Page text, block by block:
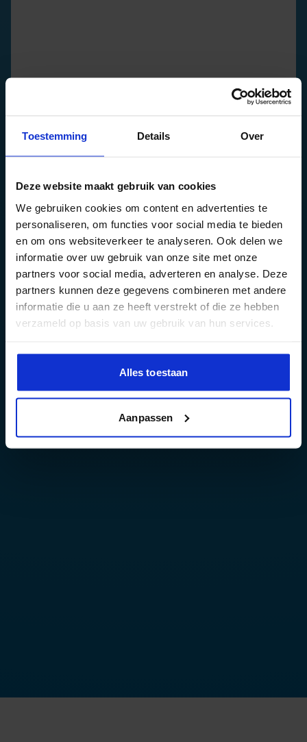
Toestemming Details Over
Deze website maakt gebruik van cookies
We gebruiken cookies om content en advertenties te
personaliseren, om functies voor social media te bieden
en om ons websiteverkeer te analyseren. Ook delen we
informatie over uw gebruik van onze site met onze
partners voor social media, adverteren en analyse. Deze
partners kunnen deze gegevens combineren met andere
informatie die u aan ze heeft verstrekt of die ze hebben
verzameld op basis van uw gebruik van hun services.
Alles toestaan
Aanpassen